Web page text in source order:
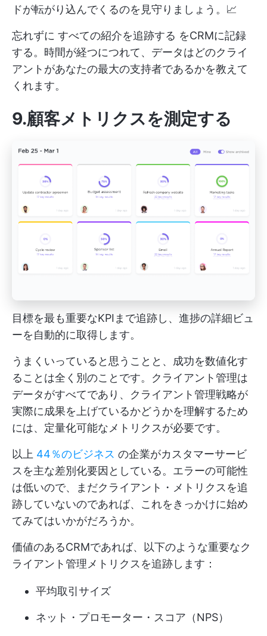
ドが転がり込んでくるのを見守りましょう。📈
忘れずに すべての紹介を追跡する をCRMに記録
する。時間が経つにつれて、データはどのクライ
アントがあなたの最大の支持者であるかを教えて
くれます。
9.顧客メトリクスを測定する
目標を最も重要なKPIまで追跡し、進捗の詳細ビュ
ーを自動的に取得します。
うまくいっていると思うことと、成功を数値化す
ることは全く別のことです。クライアント管理は
データがすべてであり、クライアント管理戦略が
実際に成果を上げているかどうかを理解するため
には、定量化可能なメトリクスが必要です。
以上 44％のビジネス の企業がカスタマーサービ
スを主な差別化要因としている。エラーの可能性
は低いので、まだクライアント・メトリクスを追
跡していないのであれば、これをきっかけに始め
てみてはいかがだろうか。
価値のあるCRMであれば、以下のような重要なク
ライアント管理メトリクスを追跡します：
平均取引サイズ
ネット・プロモーター・スコア（NPS）